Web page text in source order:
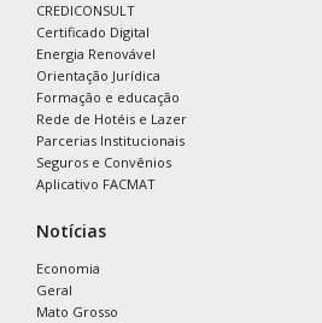
CREDICONSULT
Certificado Digital
Energia Renovável
Orientação Jurídica
Formação e educação
Rede de Hotéis e Lazer
Parcerias Institucionais
Seguros e Convênios
Aplicativo FACMAT
Notícias
Economia
Geral
Mato Grosso